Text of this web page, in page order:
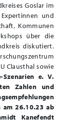
Goslar im
und
Kommunen
über die
diskutiert.
Clausthal sowie
Szenarien e. V.
Zahlen und
26.10.23 ab
Kanefendt